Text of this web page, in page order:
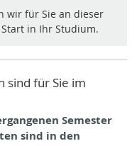
wir für Sie an dieser
in Ihr Studium.
sind für Sie im
Semester
sind in den